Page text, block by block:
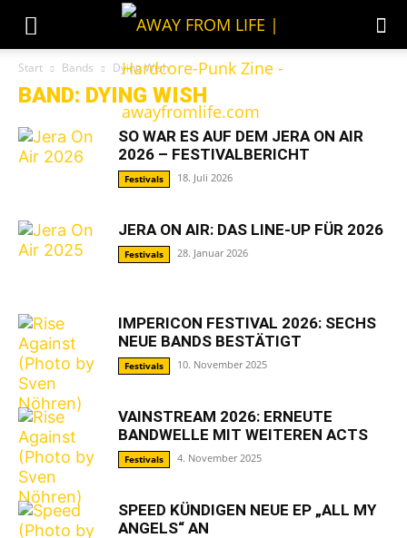
Start Bands Dying Wish
BAND: DYING WISH
SO WAR ES AUF DEM JERA ON AIR
2026 – FESTIVALBERICHT
Festivals 18. Juli 2026
JERA ON AIR: DAS LINE-UP FÜR 2026
Festivals 28. Januar 2026
IMPERICON FESTIVAL 2026: SECHS
NEUE BANDS BESTÄTIGT
Festivals 10. November 2025
VAINSTREAM 2026: ERNEUTE
BANDWELLE MIT WEITEREN ACTS
Festivals 4. November 2025
SPEED KÜNDIGEN NEUE EP „ALL MY
ANGELS“ AN